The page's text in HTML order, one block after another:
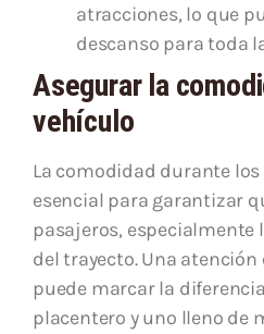
atracciones, lo que
descanso para toda
Asegurar la
vehículo
La comodidad durante los
esencial para garantizar
pasajeros, especialmente
del trayecto. Una
puede marcar la
placentero y uno lleno de